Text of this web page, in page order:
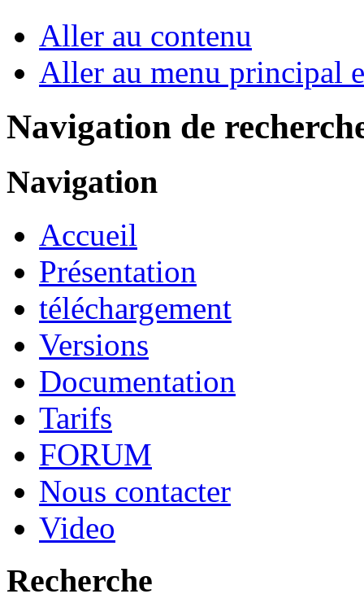
Aller au contenu
Aller au menu principal
Navigation de
Navigation
Accueil
Présentation
téléchargement
Versions
Documentation
Tarifs
FORUM
Nous contacter
Video
Recherche